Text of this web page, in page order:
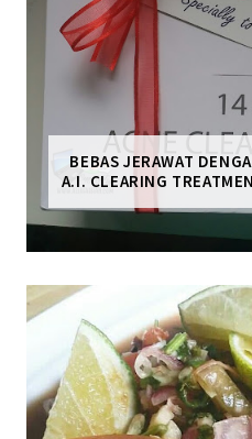
BEBAS JERAWAT
A.I. CLEARING